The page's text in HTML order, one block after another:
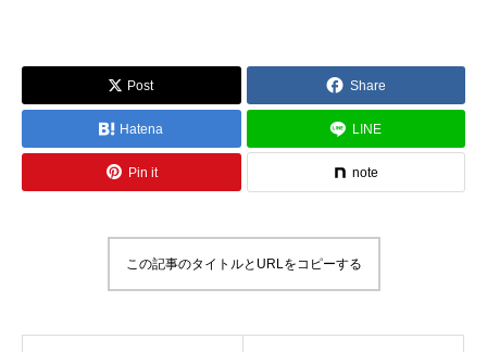
Post Share
Hatena LINE
Pin it note
この記事のタイトルとURLをコピーする